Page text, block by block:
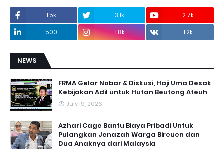
1.5k 3.1k
2.7k
500
1.8k 1.2k
NEWS
FRMA Gelar Nobar & Diskusi, Haji Uma Desak
Kebijakan Adil untuk Hutan Beutong Ateuh
July 19, 2026
Azhari Cage Bantu Biaya Pribadi Untuk
Pulangkan Jenazah Warga Bireuen dan
Dua Anaknya dari Malaysia